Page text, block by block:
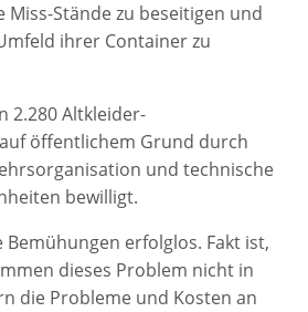
Stände zu beseitigen und
ihrer Container zu
2.280 Altkleider-
öffentlichem Grund durch
und technische
bewilligt.
Bemühungen erfolglos. Fakt ist,
dieses Problem nicht in
die Probleme und Kosten an